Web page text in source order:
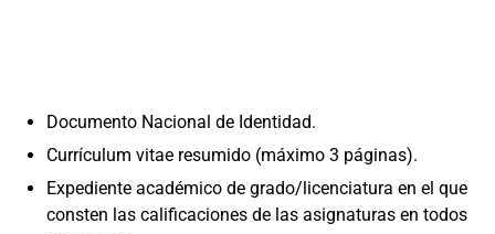
Documento Nacional de Identidad.
Currículum vitae resumido (máximo 3 páginas).
Expediente académico de grado/licenciatura en el que
consten las calificaciones de las asignaturas en todos